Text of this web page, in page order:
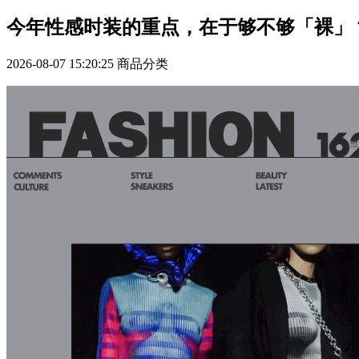
今年性感时装的重点，在于够不够「裸」
2026-08-07 15:20:25 商品分类